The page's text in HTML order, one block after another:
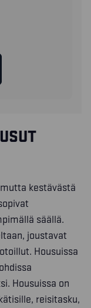
kestävästä
säällä.
joustavat
Housuissa
Housuissa on
reisitasku,